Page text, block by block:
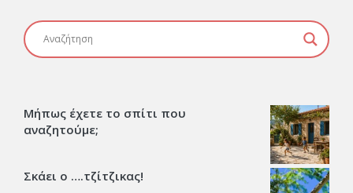
Μήπως έχετε το σπίτι που
αναζητούμε;
Σκάει ο ….τζίτζικας!